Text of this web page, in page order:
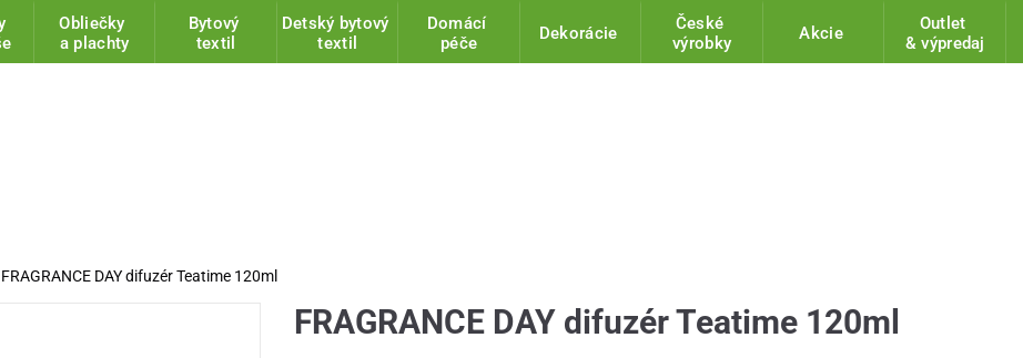
Obliečky
a plachty
Bytový
textil
Detský bytový
textil
Domácí
péče
Dekorácie
České
výrobky
Akcie
Outlet
& výpredaj
FRAGRANCE DAY difuzér Teatime 120ml
FRAGRANCE DAY difuzér Teatime 120ml